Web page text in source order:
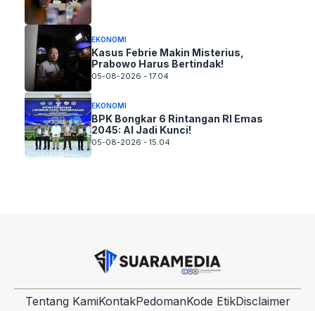
EKONOMI
Kasus Febrie Makin Misterius,
Prabowo Harus Bertindak!
05-08-2026 - 17.04
EKONOMI
BPK Bongkar 6 Rintangan RI Emas
2045: AI Jadi Kunci!
05-08-2026 - 15.04
Tentang KamiKontakPedomanKode EtikDisclaimer